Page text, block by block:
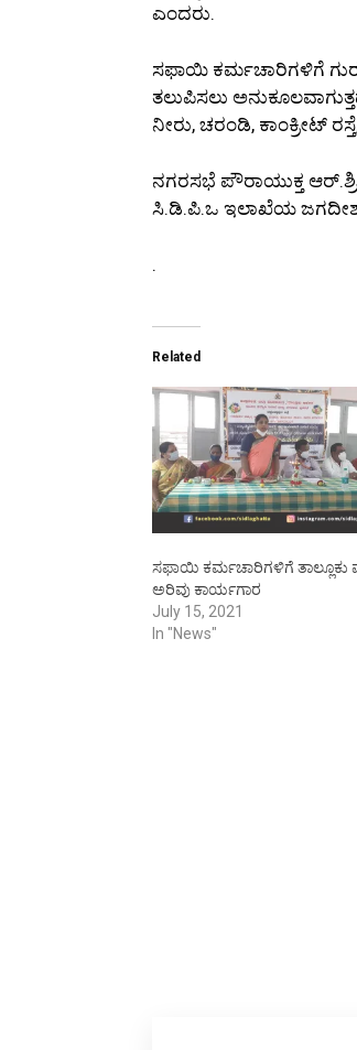
ಎಂದರು.
ಸಫಾಯಿ ಕರ್ಮಚಾರಿಗಳಿಗೆ
ತಲುಪಿಸಲು
ನೀರು, ಚರಂಡಿ, ಕಾಂಕ್ರೀಟ್
ನಗರಸಭೆ ಪೌರಾಯುಕ್ತ
ಸಿ.ಡಿ.ಪಿ.ಒ ಇಲಾಖೆಯ ಜಗದೀಶ್
.
Related
ಸಫಾಯಿ ಕರ್ಮಚಾರಿಗಳಿಗೆ ತಾಲ್ಲೂಕು
ಅರಿವು ಕಾರ್ಯಗಾರ
July 15, 2021
In "News"